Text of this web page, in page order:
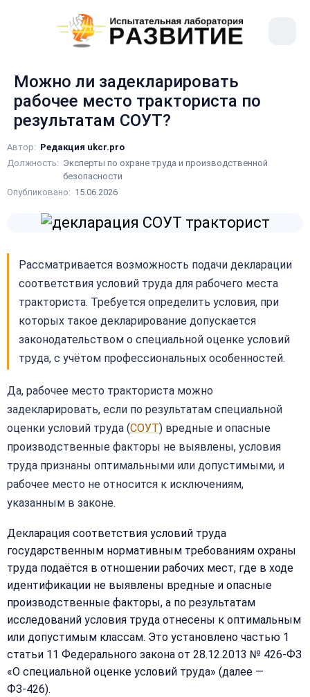
Можно ли задекларировать
рабочее место тракториста по
результатам СОУТ?
Автор: Редакция ukcr.pro
Должность: Эксперты по охране труда и производственной
безопасности
Опубликовано: 15.06.2026
Рассматривается возможность подачи декларации
соответствия условий труда для рабочего места
тракториста. Требуется определить условия, при
которых такое декларирование допускается
законодательством о специальной оценке условий
труда, с учётом профессиональных особенностей.
Да, рабочее место тракториста можно
задекларировать, если по результатам специальной
оценки условий труда (СОУТ) вредные и опасные
производственные факторы не выявлены, условия
труда признаны оптимальными или допустимыми, и
рабочее место не относится к исключениям,
указанным в законе.
Декларация соответствия условий труда
государственным нормативным требованиям охраны
труда подаётся в отношении рабочих мест, где в ходе
идентификации не выявлены вредные и опасные
производственные факторы, а по результатам
исследований условия труда отнесены к оптимальным
или допустимым классам. Это установлено частью 1
статьи 11 Федерального закона от 28.12.2013 № 426-ФЗ
«О специальной оценке условий труда» (далее —
ФЗ-426).